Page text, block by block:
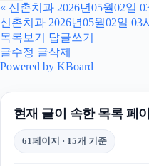
« 신촌치과 2026년05월02일
신촌치과 2026년05월02일 03
목록보기
답글쓰기
글수정 글삭제
Powered by KBoard
현재 글이 속한 목록 페
61페이지 · 15개 기준